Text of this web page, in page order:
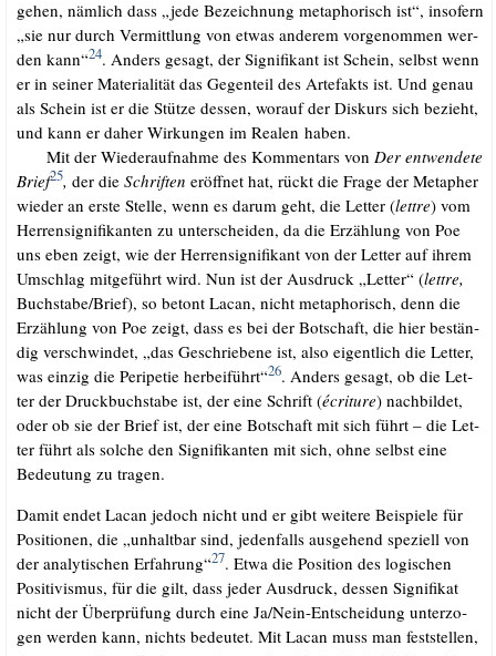
ge­hen, näm­lich dass „jede Bezeich­nung meta­pho­risch ist“, inso­fern
„sie nur durch Ver­mitt­lung von etwas ande­rem vor­ge­nom­men wer­
den kann“24. Anders gesagt, der Signi­fi­kant ist Schein, selbst wenn
er in sei­ner Mate­ria­li­tät das Gegen­teil des Arte­fakts ist. Und genau
als Schein ist er die Stüt­ze des­sen, wor­auf der Dis­kurs sich bezieht,
und kann er daher Wir­kun­gen im Rea­len haben.
Mit der Wie­der­auf­nah­me des Kom­men­tars von Der ent­wen­de­te
Brief25, der die Schrif­ten eröff­net hat, rückt die Fra­ge der Meta­pher
wie­der an ers­te Stel­le, wenn es dar­um geht, die Let­ter (lett­re) vom
Her­ren­si­gni­fi­kan­ten zu unter­schei­den, da die Erzäh­lung von Poe
uns eben zeigt, wie der Her­ren­si­gni­fi­kant von der Let­ter auf ihrem
Umschlag mit­ge­führt wird. Nun ist der Aus­druck „Let­ter“ (lett­re,
Buchstabe/​Brief), so betont Lacan, nicht meta­pho­risch, denn die
Erzäh­lung von Poe zeigt, dass es bei der Bot­schaft, die hier bestän­
dig ver­schwin­det, „das Geschrie­be­ne ist, also eigent­lich die Let­ter,
was ein­zig die Peri­pe­tie her­bei­führt“26. Anders gesagt, ob die Let­
ter der Druck­buch­sta­be ist, der eine Schrift (écri­tu­re) nach­bil­det,
oder ob sie der Brief ist, der eine Bot­schaft mit sich führt – die Let­
ter führt als sol­che den Signi­fi­kan­ten mit sich, ohne selbst eine
Bedeu­tung zu tra­gen.
Damit endet Lacan jedoch nicht und er gibt wei­te­re Bei­spie­le für
Posi­tio­nen, die „unhalt­bar sind, jeden­falls aus­ge­hend spe­zi­ell von
der ana­ly­ti­schen Erfah­rung“27. Etwa die Posi­ti­on des logi­schen
Posi­ti­vis­mus, für die gilt, dass jeder Aus­druck, des­sen Signi­fi­kat
nicht der Über­prü­fung durch eine Ja/N­ein-Ent­schei­dung unter­zo­
gen wer­den kann, nichts bedeu­tet. Mit Lacan muss man fest­stel­len,